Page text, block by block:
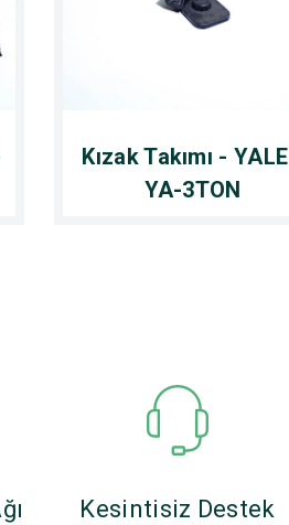
Kızak Takımı -
YA-3TON
Kesintisiz Destek